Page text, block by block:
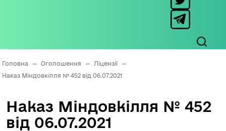
Головна — Оголошення — Ліцензії
—
Наказ Міндовкілля № 452 від 06.07.2021
Наказ Міндовкілля № 452
від 06.07.2021